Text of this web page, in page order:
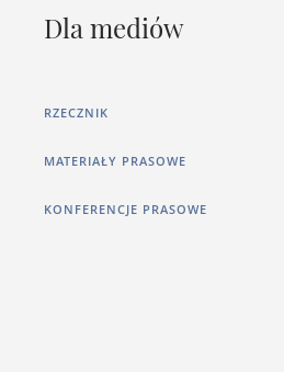
Dla mediów
RZECZNIK
MATERIAŁY PRASOWE
KONFERENCJE PRASOWE